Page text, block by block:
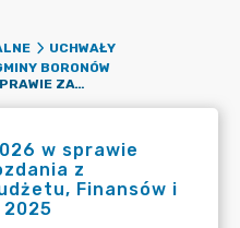
UCHWAŁY
BORONÓW
UCHWAŁA NR 11/XIX/2026 W SPRAWIE ZATWIERDZENIA SPRAWOZDANIA Z DZIAŁALNOŚCI KOMISJI BUDŻETU, FINANSÓW I ROZWOJU GMINY ZA ROK 2025
w sprawie
z
Finansów i
2025